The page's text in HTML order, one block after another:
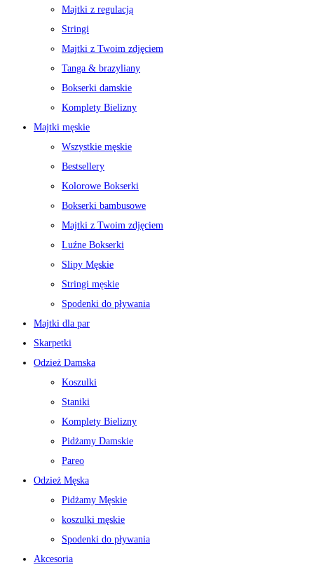
Majtki z regulacją
Stringi
Majtki z Twoim zdjęciem
Tanga & brazyliany
Bokserki damskie
Komplety Bielizny
Majtki męskie
Wszystkie męskie
Bestsellery
Kolorowe Bokserki
Bokserki bambusowe
Majtki z Twoim zdjęciem
Luźne Bokserki
Slipy Męskie
Stringi męskie
Spodenki do pływania
Majtki dla par
Skarpetki
Odzież Damska
Koszulki
Staniki
Komplety Bielizny
Pidżamy Damskie
Pareo
Odzież Męska
Pidżamy Męskie
koszulki męskie
Spodenki do pływania
Akcesoria